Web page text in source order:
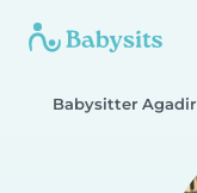
Babysitter Agadir